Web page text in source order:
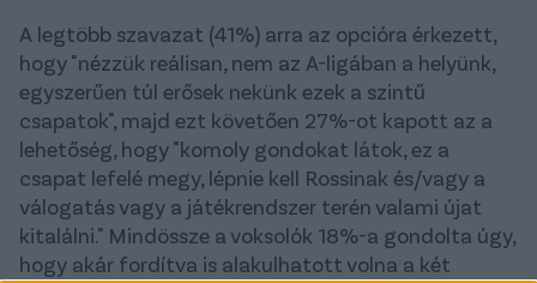
A legtöbb szavazat (41%) arra az opcióra érkezett,
hogy "nézzük reálisan, nem az A-ligában a helyünk,
egyszerűen túl erősek nekünk ezek a szintű
csapatok", majd ezt követően 27%-ot kapott az a
lehetőség, hogy "komoly gondokat látok, ez a
csapat lefelé megy, lépnie kell Rossinak és/vagy a
válogatás vagy a játékrendszer terén valami újat
kitalálni." Mindössze a voksolók 18%-a gondolta úgy,
hogy akár fordítva is alakulhatott volna a két